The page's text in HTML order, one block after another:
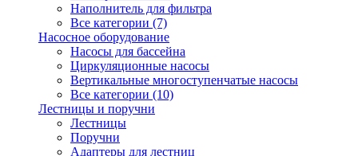
Наполнитель для фильтра
Все категории (7)
Насосное оборудование
Насосы для бассейна
Циркуляционные насосы
Вертикальные многоступенчатые насосы
Все категории (10)
Лестницы и поручни
Лестницы
Поручни
Адаптеры для лестниц